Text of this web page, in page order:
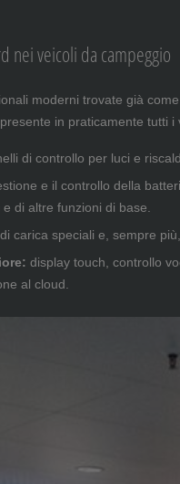
nei veicoli da campeggio
moderni trovate già
in praticamente tutti
di controllo per luci e
e il controllo della
di altre funzioni di base.
carica speciali e, sempre
display touch, controllo
al cloud.